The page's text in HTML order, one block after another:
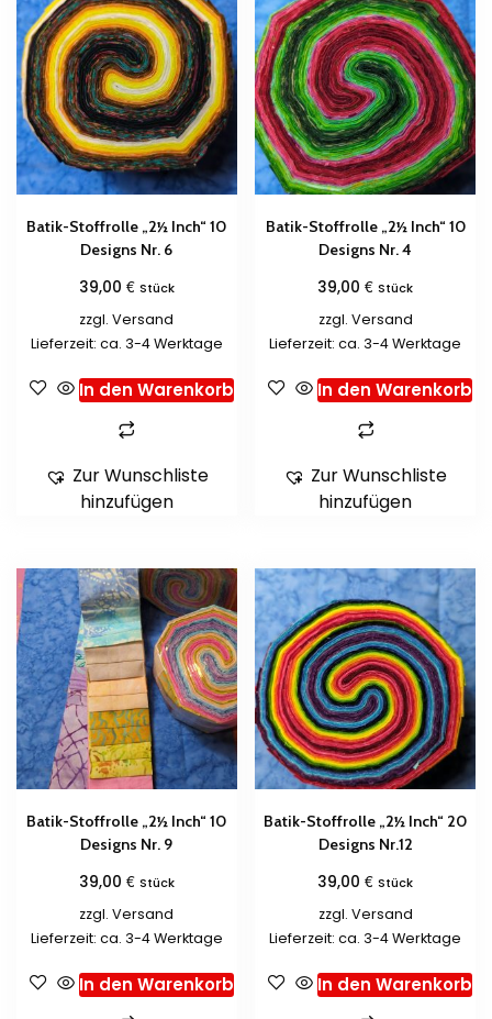
Batik-Stoffrolle „2½ Inch“ 10
Designs Nr. 6
39,00 € Stück
zzgl.Versand
Lieferzeit: ca. 3-4 Werktage
In den Warenkorb
Zur Wunschliste
hinzufügen
Batik-Stoffrolle „2½ Inch“ 10
Designs Nr. 4
39,00€ Stück
zzgl. Versand
Lieferzeit: ca. 3-4 Werktage
In den Warenkorb
Zur Wunschliste
hinzufügen
Batik-Stoffrolle „2½ Inch“ 10
Designs Nr. 9
39,00 € Stück
zzgl.Versand
Lieferzeit: ca. 3-4 Werktage
In den Warenkorb
Batik-Stoffrolle „2½ Inch“ 20
Designs Nr.12
39,00€ Stück
zzgl. Versand
Lieferzeit: ca. 3-4 Werktage
In den Warenkorb